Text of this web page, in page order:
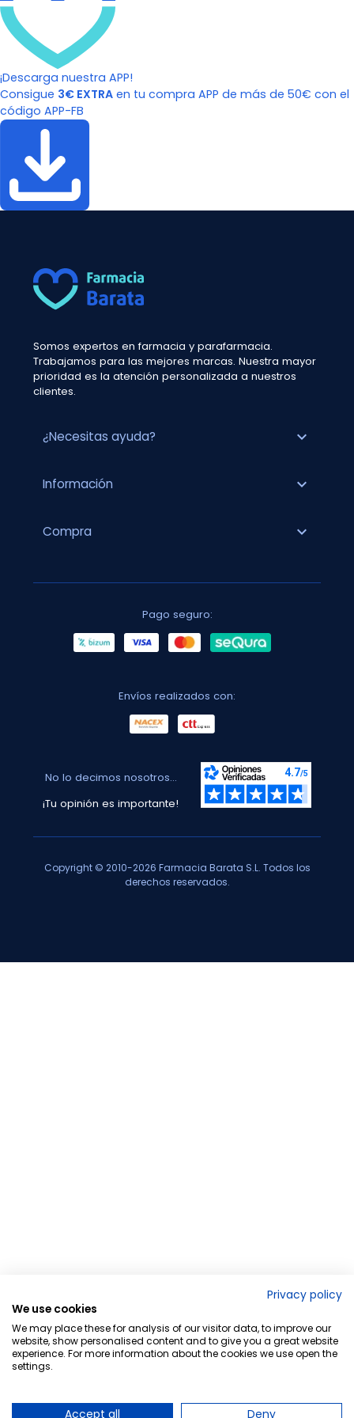
¡Descarga nuestra APP!
Consigue 3€ EXTRA en tu compra APP de más de 50€ con el
código APP-FB
Somos expertos en farmacia y parafarmacia.
Trabajamos para las mejores marcas. Nuestra mayor
prioridad es la atención personalizada a nuestros
clientes.
¿Necesitas ayuda? expand_more
Información expand_more
Compra expand_more
Pago seguro:
Envíos realizados con:
No lo decimos nosotros...
¡Tu opinión es importante!
Copyright © 2010-2026 Farmacia Barata S.L. Todos los
derechos reservados.
Privacy policy
We use cookies
We may place these for analysis of our visitor data, to improve our
website, show personalised content and to give you a great website
experience. For more information about the cookies we use open the
settings.
Accept all Deny